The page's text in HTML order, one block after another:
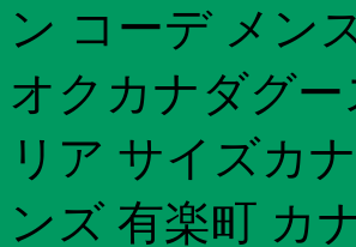
ン コーデ メン
オクカナダグ
リア サイズカ
ンズ 有楽町 カ